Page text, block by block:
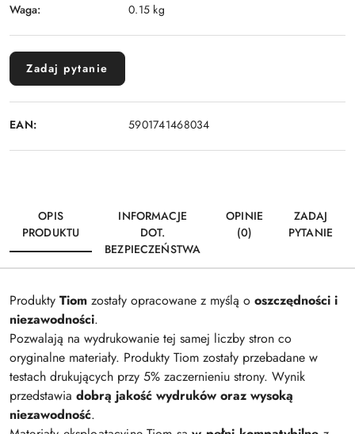
Waga:
0.15 kg
Zadaj pytanie
EAN: 5901741468034
OPIS
PRODUKTU
INFORMACJE
DOT.
BEZPIECZEŃSTWA
OPINIE
(0)
ZADAJ
PYTANIE
Produkty Tiom zostały opracowane z myślą o oszczędności i
niezawodności.
Pozwalają na wydrukowanie tej samej liczby stron co
oryginalne materiały. Produkty Tiom zostały przebadane w
testach drukujących przy 5% zaczernieniu strony. Wynik
przedstawia dobrą jakość wydruków oraz wysoką
niezawodność.